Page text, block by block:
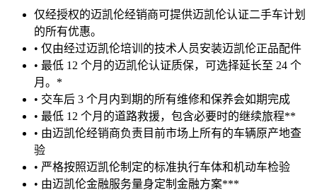
仅经授权的迈凯伦经销商可提供迈凯伦认证二手车计划
的所有优惠。
• 仅由经过迈凯伦培训的技术人员安装迈凯伦正品配件
• 最低 12 个月的迈凯伦认证质保，可选择延长至 24 个
月。*
• 交车后 3 个月内到期的所有维修和保养会如期完成
• 最低 12 个月的道路救援，包含必要时的继续旅程**
• 由迈凯伦经销商负责目前市场上所有的车辆原产地查
验
• 严格按照迈凯伦制定的标准执行车体和机动车检验
• 由迈凯伦金融服务量身定制金融方案***